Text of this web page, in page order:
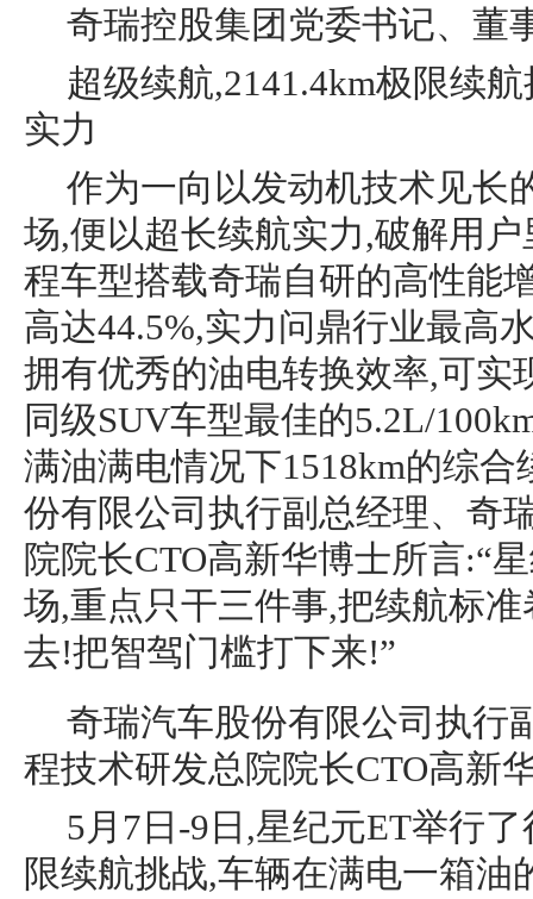
奇瑞控股集团党委书记、董
超级续航,2141.4km极限续
实力
作为一向以发动机技术见长
场,便以超长续航实力,破解用
程车型搭载奇瑞自研的高性能
高达44.5%,实力问鼎行业最高
拥有优秀的油电转换效率,可实
同级SUV车型最佳的5.2L/
满油满电情况下1518km的综
份有限公司执行副总经理、奇
院院长CTO高新华博士所言:“
场,重点只干三件事,把续航标
去!把智驾门槛打下来!”
奇瑞汽车股份有限公司执行
程技术研发总院院长CTO高新
5月7日-9日,星纪元ET举行
限续航挑战,车辆在满电一箱油